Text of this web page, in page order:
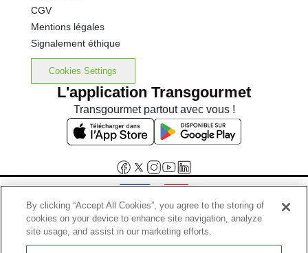
CGV
Mentions légales
Signalement éthique
Cookies Settings
L'application Transgourmet
Transgourmet partout avec vous !
Interdiction de vente de boissons alcooliques aux mineurs de
moins de 18 ans
By clicking “Accept All Cookies”, you agree to the storing of
cookies on your device to enhance site navigation, analyze
site usage, and assist in our marketing efforts.